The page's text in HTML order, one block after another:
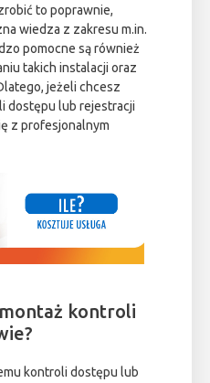
to poprawnie,
wiedza z zakresu m.in.
pomocne są również
takich instalacji oraz
jeżeli chcesz
dostępu lub rejestracji
z profesjonalnym
kontroli
kontroli dostępu lub